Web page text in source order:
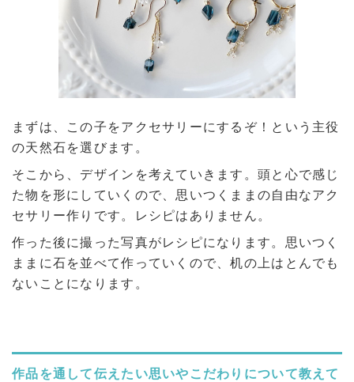
まずは、この子をアクセサリーにするぞ！という主役
の天然石を選びます。
そこから、デザインを考えていきます。頭と心で感じ
た物を形にしていくので、思いつくままの自由なアク
セサリー作りです。レシピはありません。
作った後に撮った写真がレシピになります。思いつく
ままに石を並べて作っていくので、机の上はとんでも
ないことになります。
作品を通して伝えたい思いやこだわりについて教えて